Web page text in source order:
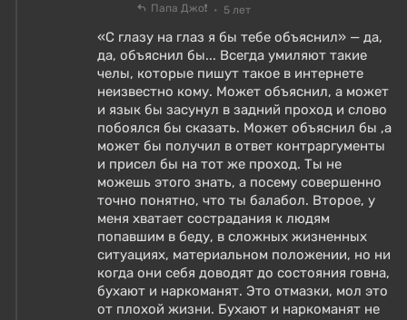
Папа Джо❗ 5 лет
«С глазу на глаз я бы тебе объяснил» — да,
да, объяснил бы... Всегда умиляют такие
челы, которые пишут такое в интернете
неизвестно кому. Может объяснил, а может
и язык бы засунул в задний проход и слово
побоялся бы сказать. Может объяснил бы ,а
может бы получил в ответ контраргументы
и присел бы на тот же проход. Ты не
можешь этого знать, а посему совершенно
точно понятно, что ты балабол. Второе, у
меня хватает сострадания к людям
попавшим в беду, в сложных жизненных
ситуациях, материальном положении, но ни
когда они себя доводят до состояния говна,
бухают и наркоманят. Это отмазки, мол это
от плохой жизни. Бухают и наркоманят не